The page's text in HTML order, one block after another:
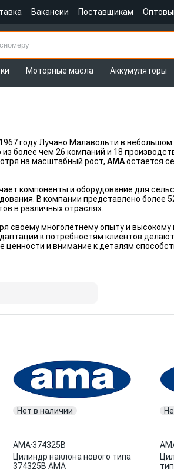
Вакансии Поставщикам
Моторные масла Аккумуляторы
году Лучано Малавольти в
более чем 26 компаний и 18
на масштабный рост, AMAостается
компоненты и оборудование для
В компании представлено более
в различных отраслях.
своему многолетнему опыту и
к потребностям клиентов
ценности и внимание к деталям
Нет в наличии
AMA·374325B
Цилиндр наклона нового типа
374325B AMA